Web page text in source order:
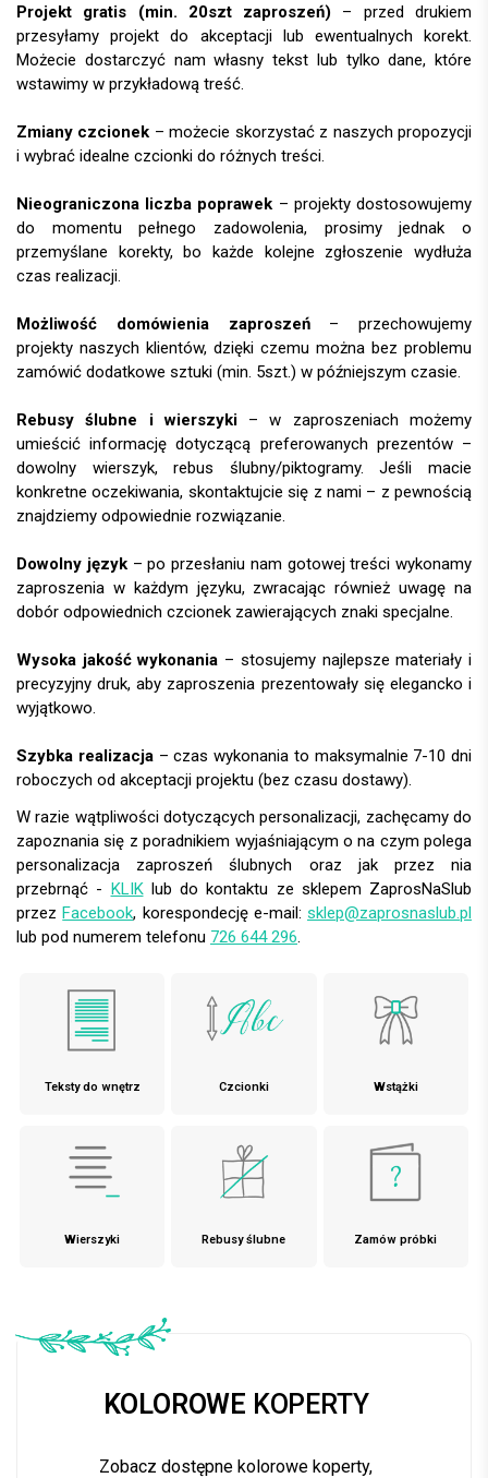
Projekt gratis (min. 20szt zaproszeń) – przed drukiem
przesyłamy projekt do akceptacji lub ewentualnych korekt.
Możecie dostarczyć nam własny tekst lub tylko dane, które
wstawimy w przykładową treść.
Zmiany czcionek – możecie skorzystać z naszych propozycji
i wybrać idealne czcionki do różnych treści.
Nieograniczona liczba poprawek – projekty dostosowujemy
do momentu pełnego zadowolenia, prosimy jednak o
przemyślane korekty, bo każde kolejne zgłoszenie wydłuża
czas realizacji.
Możliwość domówienia zaproszeń– przechowujemy
projekty naszych klientów, dzięki czemu można bez problemu
zamówić dodatkowe sztuki (min. 5szt.) w późniejszym czasie.
Rebusy ślubne i wierszyki– w zaproszeniach możemy
umieścić informację dotyczącą preferowanych prezentów –
dowolny wierszyk, rebus ślubny/piktogramy. Jeśli macie
konkretne oczekiwania, skontaktujcie się z nami – z pewnością
znajdziemy odpowiednie rozwiązanie.
Dowolny język– po przesłaniu nam gotowej treści wykonamy
zaproszenia w każdym języku, zwracając również uwagę na
dobór odpowiednich czcionek zawierających znaki specjalne.
Wysoka jakość wykonania – stosujemy najlepsze materiały i
precyzyjny druk, aby zaproszenia prezentowały się elegancko i
wyjątkowo.
Szybka realizacja– czas wykonania to maksymalnie 7-10 dni
roboczych od akceptacji projektu (bez czasu dostawy).
W razie wątpliwości dotyczących personalizacji, zachęcamy do
zapoznania się z poradnikiem wyjaśniającym o na czym polega
personalizacja zaproszeń ślubnych oraz jak przez nia
przebrnąć - KLIKlub do kontaktu ze sklepem ZaprosNaSlub
przezFacebook, korespondecję e-mail: sklep@zaprosnaslub.pl
lub pod numerem telefonu 726 644 296.
Teksty do wnętrz Czcionki Wstążki
Wierszyki Rebusy ślubne Zamów próbki
KOLOROWE KOPERTY
Zobacz dostępne kolorowe koperty,